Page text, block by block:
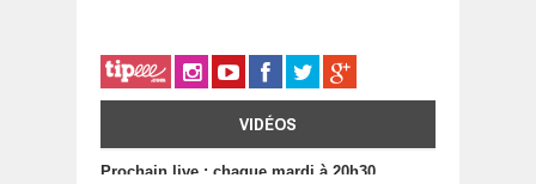
VIDÉOS
Prochain live : chaque mardi à 20h30